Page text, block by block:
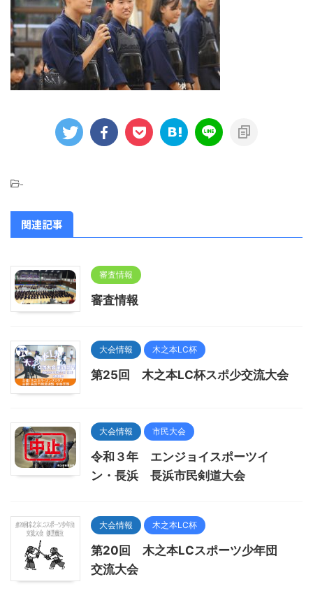
-
関連記事
審査情報
審査情報
大会情報 木之本LC杯
第25回 木之本LC杯スポ少交流大会
大会情報 市民大会
令和３年 エンジョイスポーツイ
ン・長浜 長浜市民剣道大会
大会情報 木之本LC杯
第20回 木之本LCスポーツ少年団
交流大会